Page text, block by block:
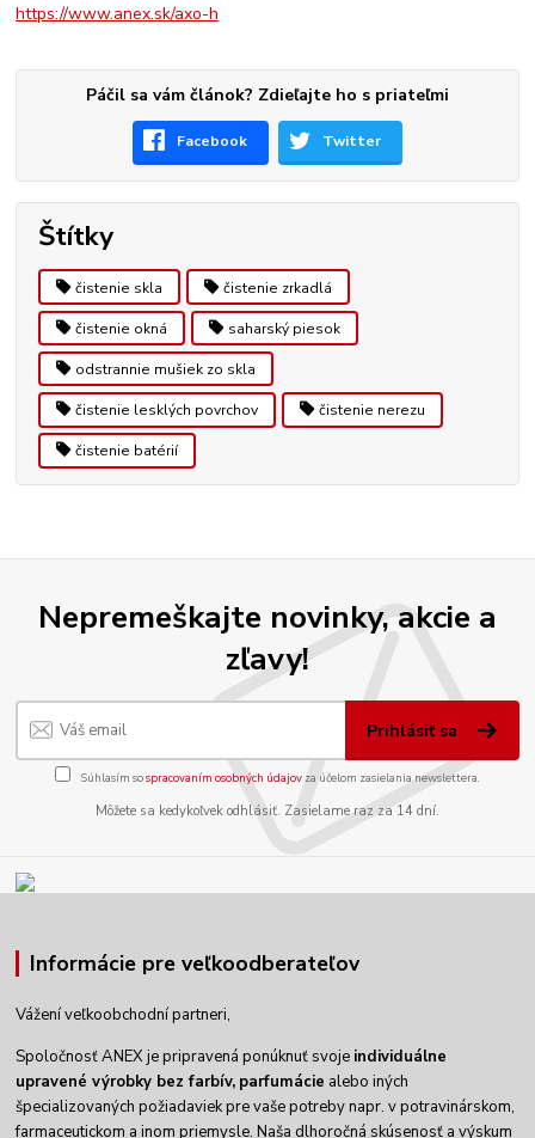
https://www.anex.sk/axo-h
Páčil sa vám článok? Zdieľajte ho s priateľmi
Facebook Twitter
Štítky
čistenie skla čistenie zrkadlá
čistenie okná saharský piesok
odstrannie mušiek zo skla
čistenie lesklých povrchov čistenie nerezu
čistenie batérií
Nepremeškajte novinky, akcie a
zľavy!
Prihlásiť sa
Súhlasím sospracovaním osobných údajov za účelom zasielania newslettera.
Môžete sa kedykoľvek odhlásiť. Zasielame raz za 14 dní.
Informácie pre veľkoodberateľov
Vážení veľkoobchodní partneri,
Spoločnosť ANEX je pripravená ponúknuť svoje individuálne
upravené výrobky bez farbív, parfumácie alebo iných
špecializovaných požiadaviek pre vaše potreby napr. v potravinárskom,
farmaceutickom a inom priemysle. Naša dlhoročná skúsenosť a výskum